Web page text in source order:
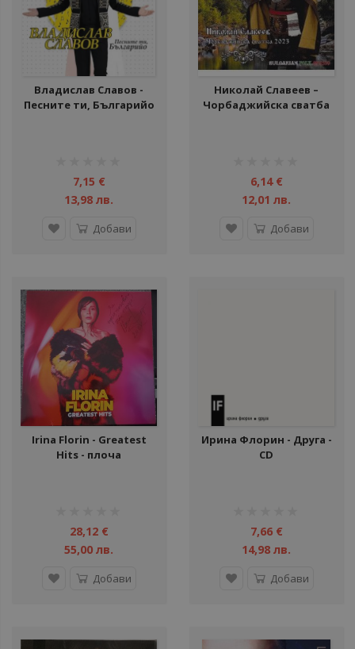
Владислав Славов -
Песните ти, Българийо
7,15 €
13,98 лв.
Добави
Николай Славеев –
Чорбаджийска сватба
6,14 €
12,01 лв.
Добави
Irina Florin - Greatest
Hits - плоча
28,12 €
55,00 лв.
Добави
Ирина Флорин - Друга -
CD
7,66 €
14,98 лв.
Добави